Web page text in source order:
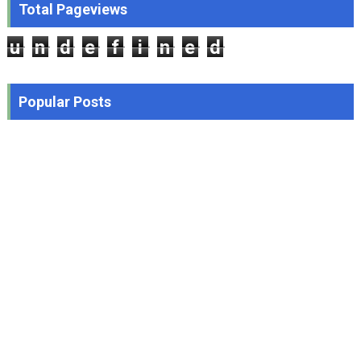
Total Pageviews
u n d e f i n e d
Popular Posts